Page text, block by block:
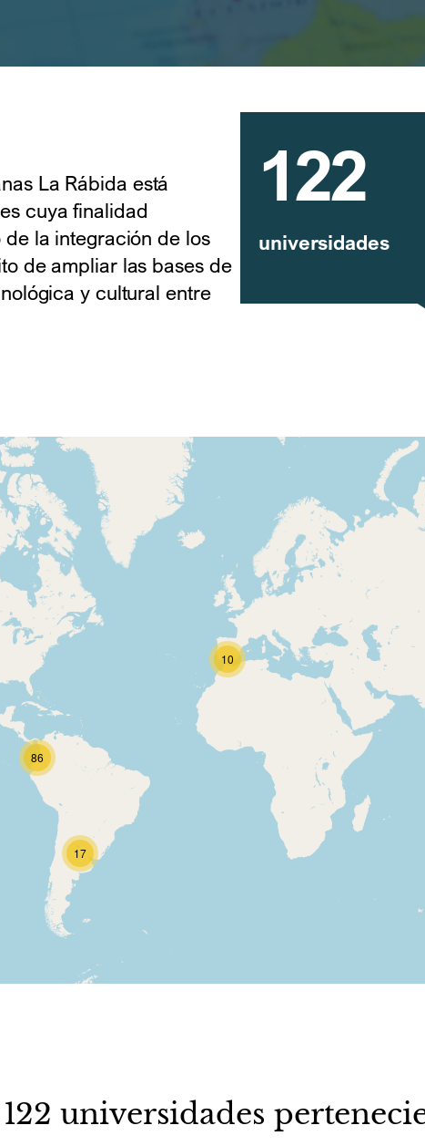
La Rábida está
cuya finalidad
la integración de los
de ampliar las bases de
y cultural entre
122
universidades
10
17
86
universidades